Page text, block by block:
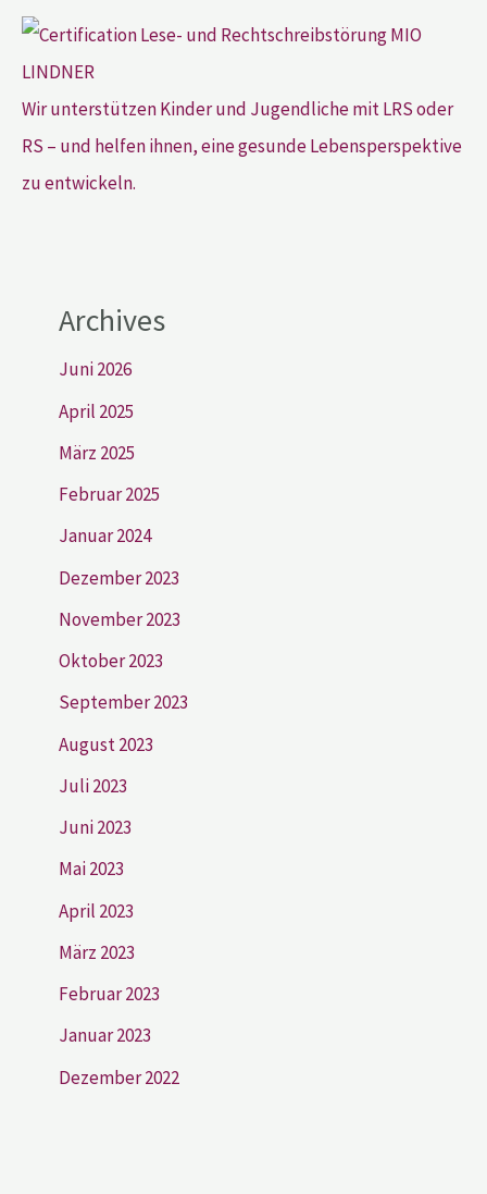
Wir unterstützen Kinder und Jugendliche mit LRS oder
RS – und helfen ihnen, eine gesunde Lebensperspektive
zu entwickeln.
Archives
Juni 2026
April 2025
März 2025
Februar 2025
Januar 2024
Dezember 2023
November 2023
Oktober 2023
September 2023
August 2023
Juli 2023
Juni 2023
Mai 2023
April 2023
März 2023
Februar 2023
Januar 2023
Dezember 2022